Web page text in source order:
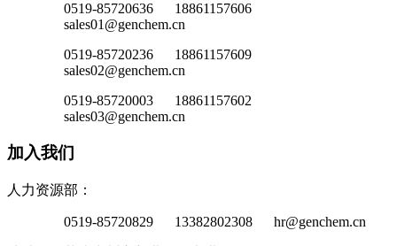
0519-85720636 18861157606
sales01@genchem.cn
0519-85720236 18861157609
sales02@genchem.cn
0519-85720003 18861157602
sales03@genchem.cn
加入我们
人力资源部：
0519-85720829 13382802308 hr@genchem.cn